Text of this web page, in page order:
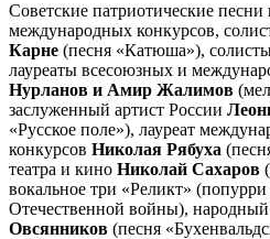
Советские патриотические песни
международных конкурсов,
Карне (песня «Катюша»),
лауреаты всесоюзных и
Нурланов и Амир Жалимов
заслуженный артист России
«Русское поле»), лауреат
конкурсов Николая Рябуха
театра и кино Николай Сахаров
вокальное три «Реликт»
Отечественной войны), народный
Овсянников (песня